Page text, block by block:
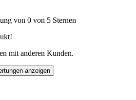
von 0 von 5 Sternen
mit anderen Kunden.
anzeigen